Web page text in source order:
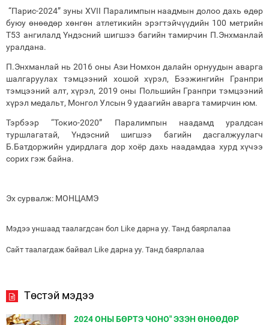
“Парис-2024” зуны XVII Паралимпын наадмын долоо дахь өдөр
буюу өнөөдөр хөнгөн атлетикийн эрэгтэйчүүдийн 100 метрийн
Т53 ангилалд Үндэсний шигшээ багийн тамирчин П.Энхманлай
уралдана.
П.Энхманлай нь 2016 оны Ази Номхон далайн орнуудын аварга
шалгаруулах тэмцээний хошой хүрэл, Бээжингийн Гранпри
тэмцээний алт, хүрэл, 2019 оны Польшийн Гранпри тэмцээний
хүрэл медальт, Монгол Улсын 9 удаагийн аварга тамирчин юм.
Тэрбээр “Токио-2020” Паралимпын наадамд уралдсан
туршлагатай, Үндэсний шигшээ багийн дасгалжуулагч
Б.Батдоржийн удирдлага дор хоёр дахь наадамдаа хурд хүчээ
сорих гэж байна.
Эх сурвалж: МОНЦАМЭ
Мэдээ уншаад таалагдсан бол Like дарна уу. Танд баярлалаа
Сайт таалагдаж байвал Like дарна уу. Танд баярлалаа
Төстэй мэдээ
2024 ОНЫ БӨРТЭ ЧОНО" ЭЗЭН ӨНӨӨДӨР